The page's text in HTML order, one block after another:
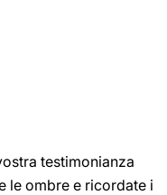
testimonianza
le ombre e ricordate i